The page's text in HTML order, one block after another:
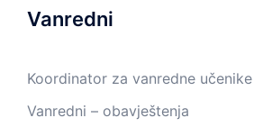
Vanredni
Koordinator za vanredne učenike
Vanredni – obavještenja